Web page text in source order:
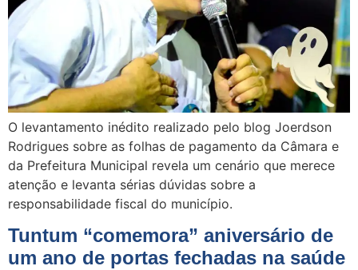
O levantamento inédito realizado pelo blog Joerdson
Rodrigues sobre as folhas de pagamento da Câmara e
da Prefeitura Municipal revela um cenário que merece
atenção e levanta sérias dúvidas sobre a
responsabilidade fiscal do município.
Tuntum “comemora” aniversário de
um ano de portas fechadas na saúde